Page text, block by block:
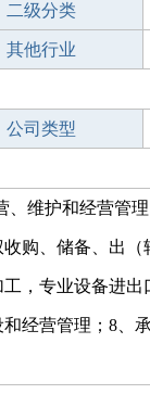
二级分类
其他行业
公司类型
维护和经营管
购、储备、出
，专业设备进
经营管理；8、